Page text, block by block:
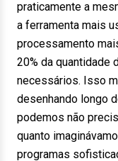
praticamente a
a ferramenta mais
processamento
20% da quantidade
necessários. Isso
desenhando longo
podemos não
quanto
programas